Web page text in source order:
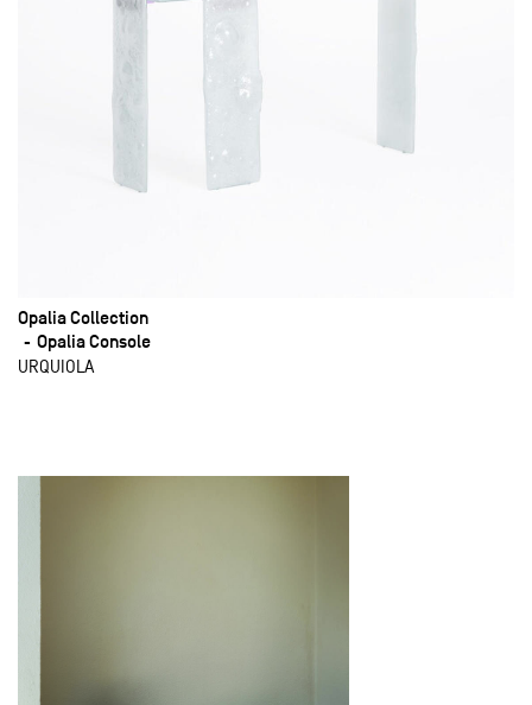
Opalia Collection
Opalia Console
URQUIOLA